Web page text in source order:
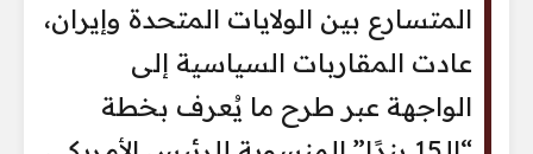
المتسارع بين الولايات المتحدة وإيران،
عادت المقاربات السياسية إلى
الواجهة عبر طرح ما يُعرف بخطة